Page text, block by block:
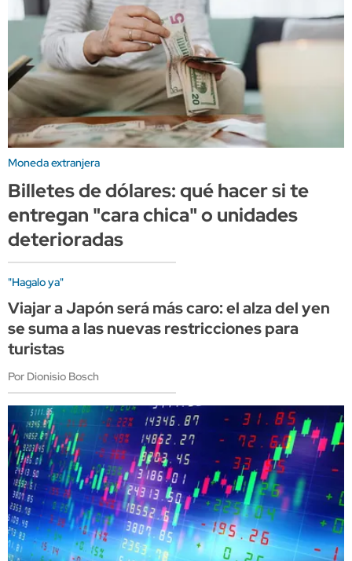
Moneda extranjera
Billetes de dólares: qué hacer si te
entregan "cara chica" o unidades
deterioradas
"Hagalo ya"
Viajar a Japón será más caro: el alza del yen
se suma a las nuevas restricciones para
turistas
Por Dionisio Bosch